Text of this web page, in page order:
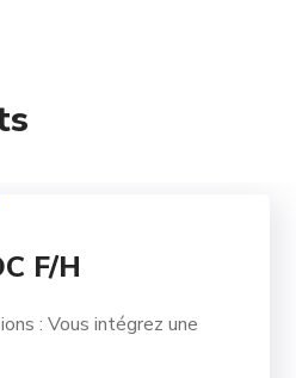
F/H
: Vous intégrez une